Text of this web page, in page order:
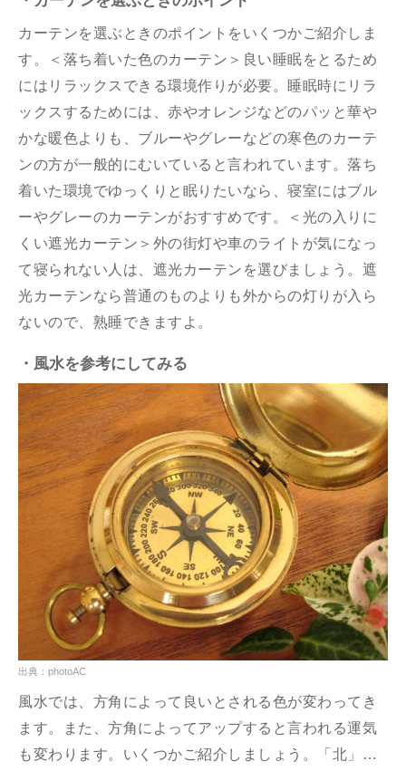
カーテンを選ぶときのポイントをいくつかご紹介しま
す。＜落ち着いた色のカーテン＞良い睡眠をとるため
にはリラックスできる環境作りが必要。睡眠時にリラ
ックスするためには、赤やオレンジなどのパッと華や
かな暖色よりも、ブルーやグレーなどの寒色のカーテ
ンの方が一般的にむいていると言われています。落ち
着いた環境でゆっくりと眠りたいなら、寝室にはブル
ーやグレーのカーテンがおすすめです。＜光の入りに
くい遮光カーテン＞外の街灯や車のライトが気になっ
て寝られない人は、遮光カーテンを選びましょう。遮
光カーテンなら普通のものよりも外からの灯りが入ら
ないので、熟睡できますよ。
・風水を参考にしてみる
出典：photoAC
風水では、方角によって良いとされる色が変わってき
ます。また、方角によってアップすると言われる運気
も変わります。いくつかご紹介しましょう。「北」…